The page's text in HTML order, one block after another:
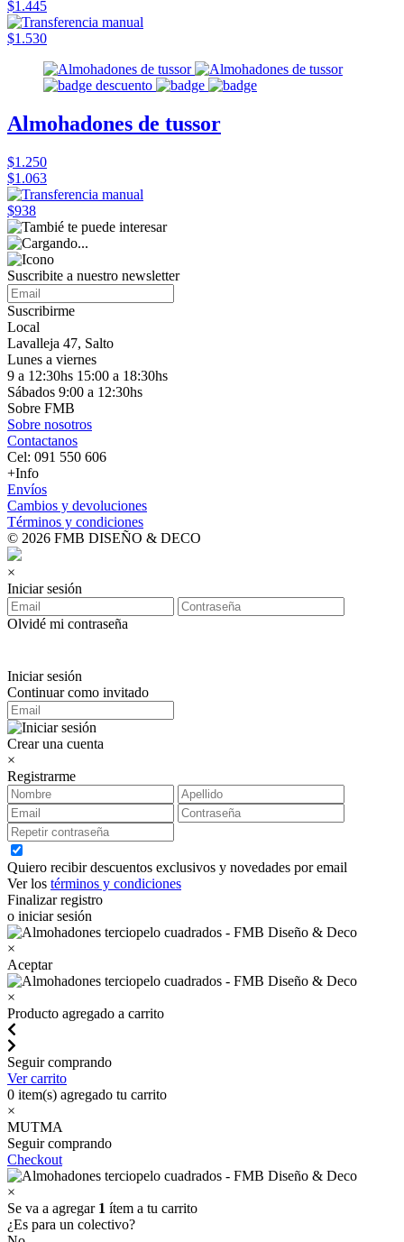
$1.445
$1.530
Almohadones de tussor
$1.250
$1.063
$938
Suscribite a nuestro newsletter
Suscribirme
Local
Lavalleja 47, Salto
Lunes a viernes
9 a 12:30hs 15:00 a 18:30hs
Sábados 9:00 a 12:30hs
Sobre FMB
Sobre nosotros
Contactanos
Cel: 091 550 606
+Info
Envíos
Cambios y devoluciones
Términos y condiciones
© 2026 FMB DISEÑO & DECO
×
Iniciar sesión
Olvidé mi contraseña
Iniciar sesión
Continuar como invitado
Crear una cuenta
×
Registrarme
Quiero recibir descuentos exclusivos y novedades por email
Ver los términos y condiciones
Finalizar registro
o iniciar sesión
×
Aceptar
×
Producto agregado a carrito
Seguir comprando
Ver carrito
0 item(s) agregado tu carrito
×
MUTMA
Seguir comprando
Checkout
×
Se va a agregar 1 ítem a tu carrito
¿Es para un colectivo?